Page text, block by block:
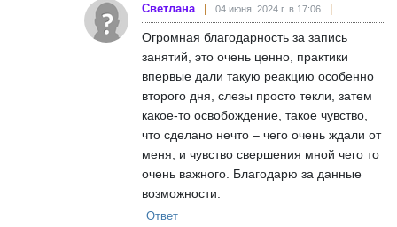
Светлана 04 июня, 2024 г. в 17:06
Огромная благодарность за запись
занятий, это очень ценно, практики
впервые дали такую реакцию особенно
второго дня, слезы просто текли, затем
какое-то освобождение, такое чувство,
что сделано нечто – чего очень ждали от
меня, и чувство свершения мной чего то
очень важного. Благодарю за данные
возможности.
Ответ